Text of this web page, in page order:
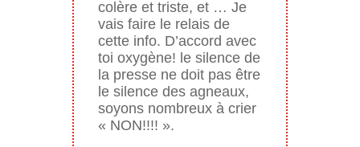
colère et triste, et … Je
vais faire le relais de
cette info. D’accord avec
toi oxygène! le silence de
la presse ne doit pas être
le silence des agneaux,
soyons nombreux à crier
« NON!!!! ».